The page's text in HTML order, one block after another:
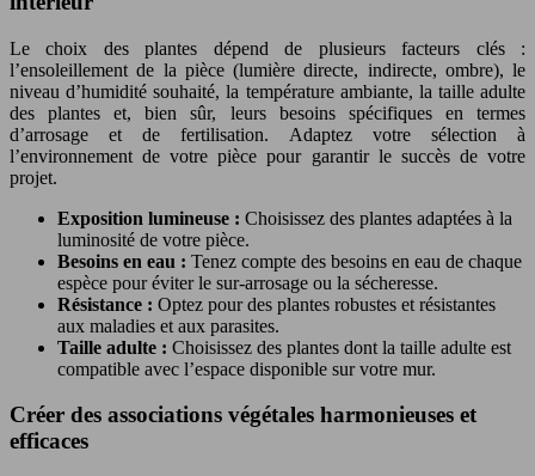
Le choix des plantes dépend de plusieurs facteurs clés :
l’ensoleillement de la pièce (lumière directe, indirecte, ombre), le
niveau d’humidité souhaité, la température ambiante, la taille adulte
des plantes et, bien sûr, leurs besoins spécifiques en termes
d’arrosage et de fertilisation. Adaptez votre sélection à
l’environnement de votre pièce pour garantir le succès de votre
projet.
Exposition lumineuse : Choisissez des plantes adaptées à la
luminosité de votre pièce.
Besoins en eau : Tenez compte des besoins en eau de chaque
espèce pour éviter le sur-arrosage ou la sécheresse.
Résistance : Optez pour des plantes robustes et résistantes
aux maladies et aux parasites.
Taille adulte : Choisissez des plantes dont la taille adulte est
compatible avec l’espace disponible sur votre mur.
Créer des associations végétales harmonieuses et
efficaces